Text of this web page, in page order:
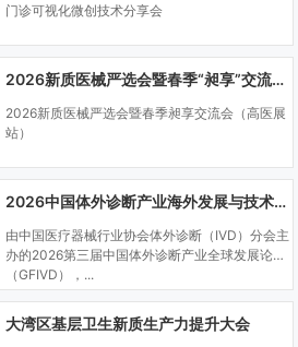
门诊可视化微创技术分享会
2026新质医械严选会暨春季“昶享”交流会（高医展站）
2026新质医械严选会暨春季昶享交流会（高医展
站）
2026中国体外诊断产业海外发展与技术创新大会
由中国医疗器械行业协会体外诊断（IVD）分会主
办的2026第三届中国体外诊断产业全球发展论坛
（GFIVD），...
大湾区基层卫生新质生产力提升大会